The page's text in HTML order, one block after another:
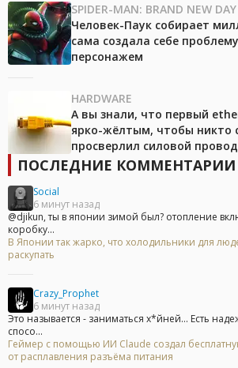
SPIDER-MAN: BRAND NEW DAY
Человек-Паук собирает
сама создала себе
персонажем
HARDWARE
А вы знали, что первый
ярко-жёлтым, чтобы никто
просверлил силовой провод
ПОСЛЕДНИЕ КОММЕНТАРИИ
Social
6 минут назад
@djikun, ты в японии зимой был? отопление
коробку...
В Японии так жарко, что холодильники для
раскупать
Crazy_Prophet
6 минут назад
Это называется - заниматься х*йней... Есть
спосо...
Геймер с помощью ИИ Claude создал
от расплавления разъёма питания